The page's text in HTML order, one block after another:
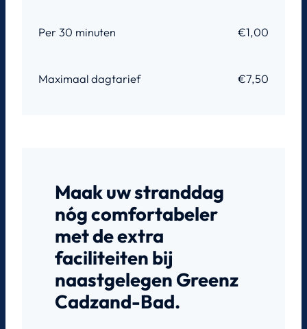
Per 30 minuten €1,00
Maximaal dagtarief €7,50
Maak uw stranddag
nóg comfortabeler
met de extra
faciliteiten bij
naastgelegen Greenz
Cadzand-Bad.